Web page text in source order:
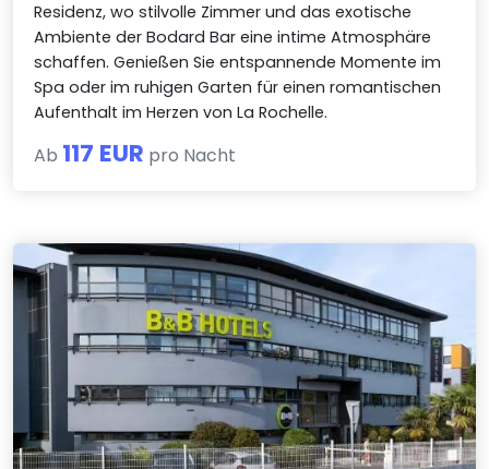
Residenz, wo stilvolle Zimmer und das exotische
Ambiente der Bodard Bar eine intime Atmosphäre
schaffen. Genießen Sie entspannende Momente im
Spa oder im ruhigen Garten für einen romantischen
Aufenthalt im Herzen von La Rochelle.
Ab 117 EUR pro Nacht